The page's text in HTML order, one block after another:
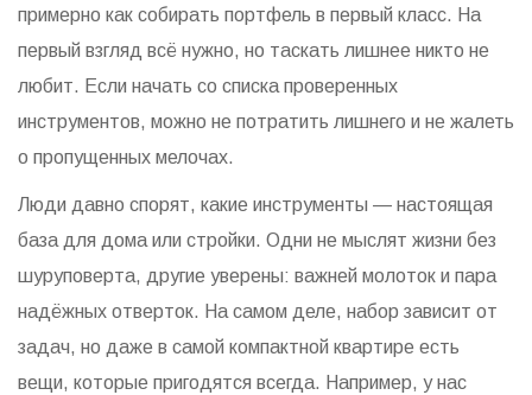
примерно как собирать портфель в первый класс. На
первый взгляд всё нужно, но таскать лишнее никто не
любит. Если начать со списка проверенных
инструментов, можно не потратить лишнего и не жалеть
о пропущенных мелочах.
Люди давно спорят, какие инструменты — настоящая
база для дома или стройки. Одни не мыслят жизни без
шуруповерта, другие уверены: важней молоток и пара
надёжных отверток. На самом деле, набор зависит от
задач, но даже в самой компактной квартире есть
вещи, которые пригодятся всегда. Например, у нас